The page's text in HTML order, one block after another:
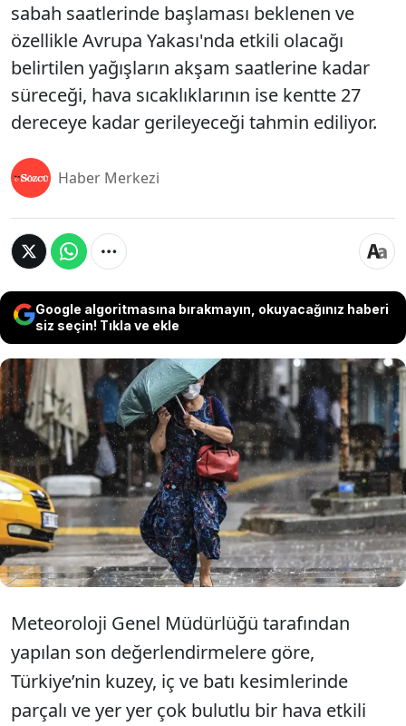
sabah saatlerinde başlaması beklenen ve
özellikle Avrupa Yakası'nda etkili olacağı
belirtilen yağışların akşam saatlerine kadar
süreceği, hava sıcaklıklarının ise kentte 27
dereceye kadar gerileyeceği tahmin ediliyor.
Haber Merkezi
Google algoritmasına bırakmayın, okuyacağınız haberi
siz seçin! Tıkla ve ekle
Meteoroloji Genel Müdürlüğü ve AKOM, Balkanlar
üzerinden gelen yağışlı hava sistemi nedeniyle
Marmara Bölgesi için kuvvetli sağanak uyarısında
bulundu. İstanbul'da sabah saatlerinde başlaması
beklenen ve özellikle Avrupa Yakası'nda etkili
olacağı belirtilen yağışların akşam saatlerine kadar
süreceği, hava sıcaklıklarının ise kentte 27
dereceye kadar gerileyeceği tahmin ediliyor.
Meteoroloji Genel Müdürlüğü tarafından
yapılan son değerlendirmelere göre,
Türkiye’nin kuzey, iç ve batı kesimlerinde
parçalı ve yer yer çok bulutlu bir hava etkili